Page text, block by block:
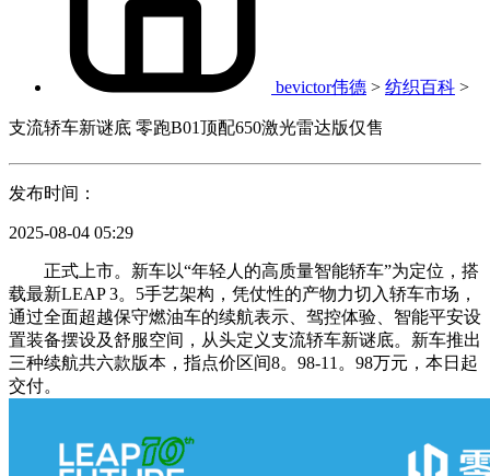
bevictor伟德 > 纺织百科 >
支流轿车新谜底 零跑B01顶配650激光雷达版仅售
发布时间：
2025-08-04 05:29
正式上市。新车以“年轻人的高质量智能轿车”为定位，搭
载最新LEAP 3。5手艺架构，凭仗性的产物力切入轿车市场，
通过全面超越保守燃油车的续航表示、驾控体验、智能平安设
置装备摆设及舒服空间，从头定义支流轿车新谜底。新车推出
三种续航共六款版本，指点价区间8。98-11。98万元，本日起
交付。